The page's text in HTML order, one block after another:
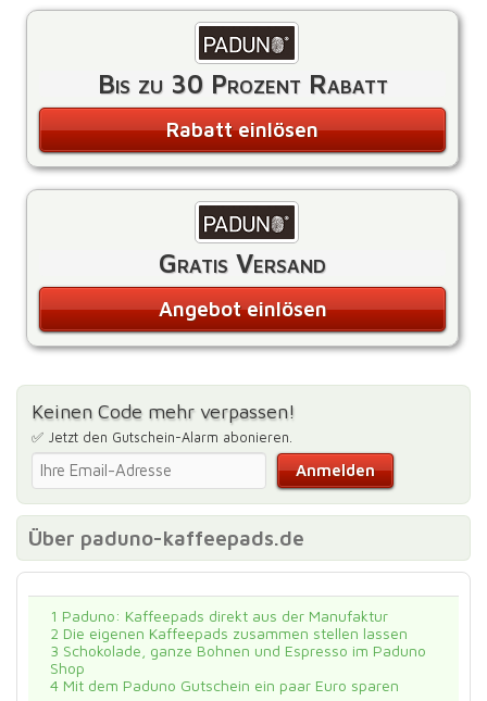
Bis zu 30 Prozent Rabatt
Rabatt einlösen
Gratis Versand
Angebot einlösen
Keinen Code mehr verpassen!
✅ Jetzt den Gutschein-Alarm abonieren.
Über paduno-kaffeepads.de
1 Paduno: Kaffeepads direkt aus der Manufaktur
2 Die eigenen Kaffeepads zusammen stellen lassen
3 Schokolade, ganze Bohnen und Espresso im Paduno
Shop
4 Mit dem Paduno Gutschein ein paar Euro sparen